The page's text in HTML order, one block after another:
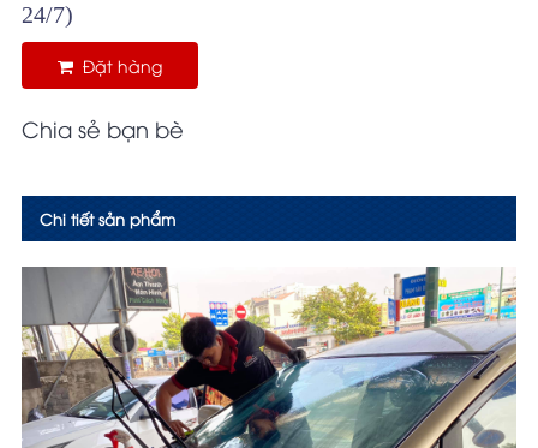
24/7)
Đặt hàng
Chia sẻ bạn bè
Chi tiết sản phẩm